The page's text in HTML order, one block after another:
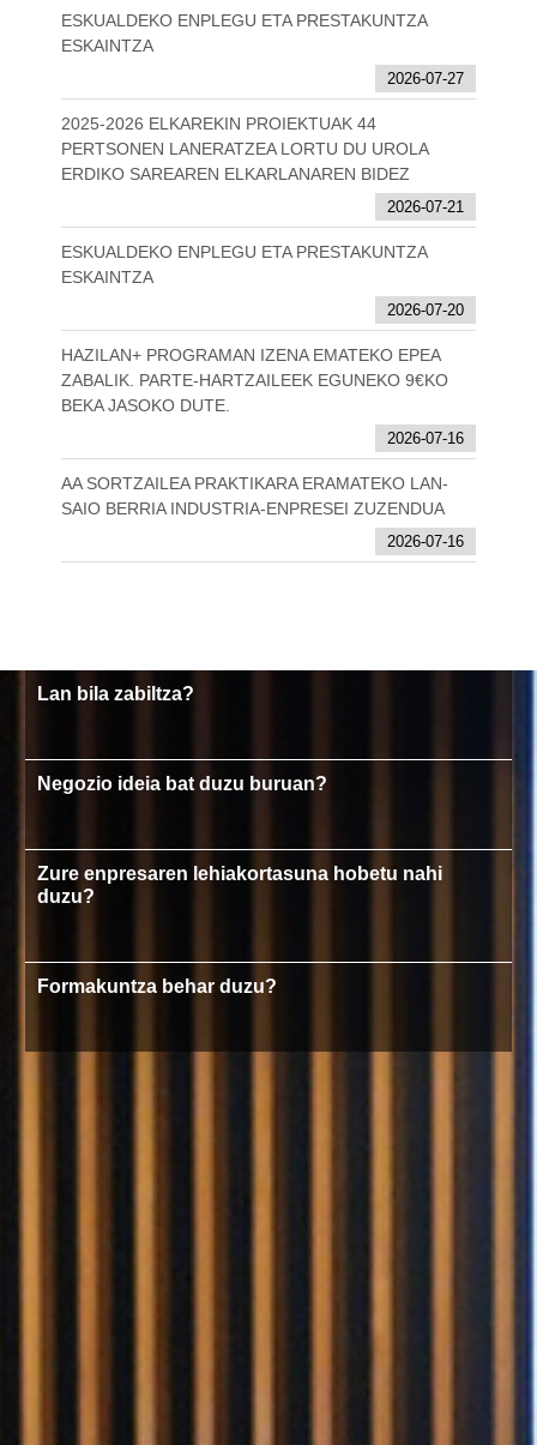
ESKUALDEKO ENPLEGU ETA PRESTAKUNTZA
ESKAINTZA
2026-07-27
2025-2026 ELKAREKIN PROIEKTUAK 44
PERTSONEN LANERATZEA LORTU DU UROLA
ERDIKO SAREAREN ELKARLANAREN BIDEZ
2026-07-21
ESKUALDEKO ENPLEGU ETA PRESTAKUNTZA
ESKAINTZA
2026-07-20
HAZILAN+ PROGRAMAN IZENA EMATEKO EPEA
ZABALIK. PARTE-HARTZAILEEK EGUNEKO 9€KO
BEKA JASOKO DUTE.
2026-07-16
AA SORTZAILEA PRAKTIKARA ERAMATEKO LAN-
SAIO BERRIA INDUSTRIA-ENPRESEI ZUZENDUA
2026-07-16
Lan bila zabiltza?
Negozio ideia bat duzu buruan?
Zure enpresaren lehiakortasuna hobetu nahi
duzu?
Formakuntza behar duzu?